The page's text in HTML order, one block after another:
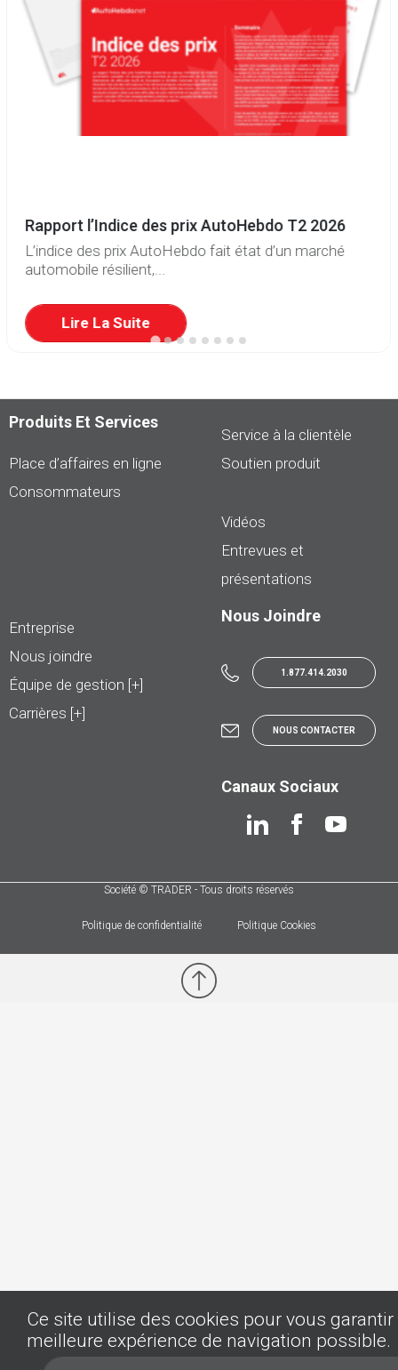
Rapport l’Indice des prix AutoHebdo T2 2026
L’indice des prix AutoHebdo fait état d’un marché
automobile résilient,...
Lire La Suite
Produits Et Services
Place d’affaires en ligne
Consommateurs
Service à la clientèle
Soutien produit
Vidéos
Entrevues et
présentations
Entreprise
Nous joindre
Équipe de gestion [+]
Carrières [+]
Nous Joindre
1.877.414.2030
NOUS CONTACTER
Canaux Sociaux
Société © TRADER - Tous droits réservés
Politique de confidentialité Politique Cookies
Ce site utilise des cookies pour vous garantir
meilleure expérience de navigation possible.